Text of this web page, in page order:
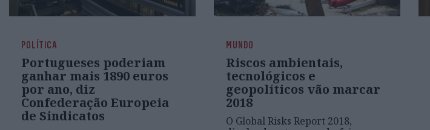
POLÍTICA
Portugueses poderiam
ganhar mais 1890 euros
por ano, diz
Confederação Europeia
de Sindicatos
MUNDO
Riscos ambientais,
tecnológicos e
geopolíticos vão marcar
2018
O Global Risks Report 2018,